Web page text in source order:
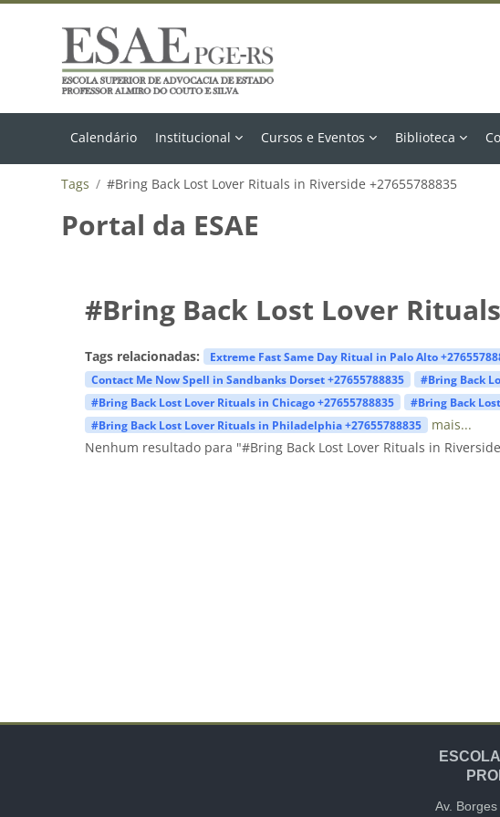
Calendário Institucional Cursos e Eventos Biblioteca
Tags #Bring Back Lost Lover Rituals in Riverside +27655788835
Portal da ESAE
#Bring Back Lost Lover
Tags relacionadas: Extreme Fast Same Day Ritual in Palo Alto
Contact Me Now Spell in Sandbanks Dorset +27655788835
#Bring Back
#Bring Back Lost Lover Rituals in Chicago +27655788835
#Bring Back
#Bring Back Lost Lover Rituals in Philadelphia +27655788835
mais...
Nenhum resultado para "#Bring Back Lost Lover Rituals in
Av.